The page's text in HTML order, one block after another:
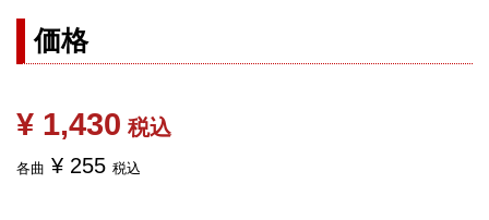
価格
¥ 1,430 税込
各曲 ¥ 255 税込